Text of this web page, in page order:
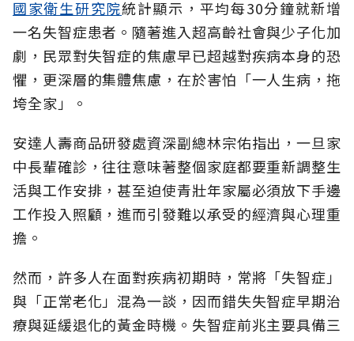
國家衛生研究院統計顯示，平均每30分鐘就新增
一名失智症患者。隨著進入超高齡社會與少子化加
劇，民眾對失智症的焦慮早已超越對疾病本身的恐
懼，更深層的集體焦慮，在於害怕「一人生病，拖
垮全家」。
安達人壽商品研發處資深副總林宗佑指出，一旦家
中長輩確診，往往意味著整個家庭都要重新調整生
活與工作安排，甚至迫使青壯年家屬必須放下手邊
工作投入照顧，進而引發難以承受的經濟與心理重
擔。
然而，許多人在面對疾病初期時，常將「失智症」
與「正常老化」混為一談，因而錯失失智症早期治
療與延緩退化的黃金時機。失智症前兆主要具備三